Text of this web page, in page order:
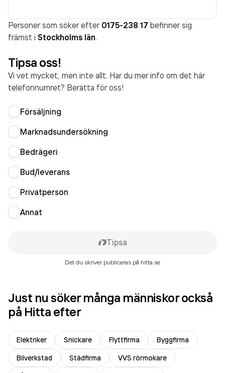
Personer som söker efter 0175-238 17 befinner sig
främst i Stockholms län.
Tipsa oss!
Vi vet mycket, men inte allt. Har du mer info om det här
telefonnumret? Berätta för oss!
Försäljning
Marknadsundersökning
Bedrägeri
Bud/leverans
Privatperson
Annat
Tipsa
Det du skriver publiceras på hitta.se
Just nu söker många människor också
på Hitta efter
Elektriker Snickare Flyttfirma
Byggfirma
Bilverkstad
Städfirma
VVS rörmokare